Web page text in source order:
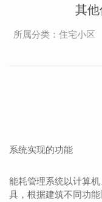
其
所属分类：住宅小
系统实现的功能
能耗管理系统以计算
具，根据建筑不同功